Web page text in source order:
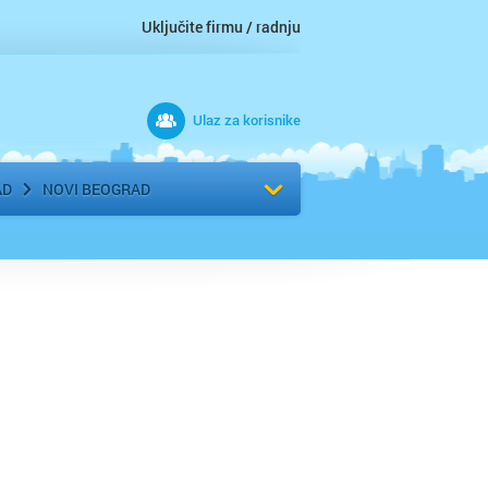
Uključite firmu / radnju
Ulaz za korisnike
NOVI BEOGRADIzaberite komšiluk